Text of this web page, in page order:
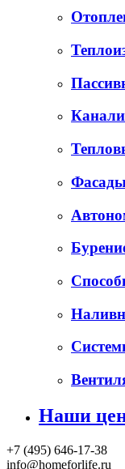
Наши
+7 (495) 646-17-38
info@homeforlife.ru